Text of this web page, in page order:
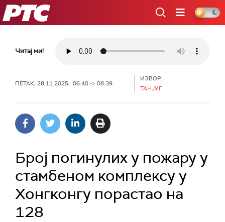
РТС
Читај ми!
ПЕТАК, 28.11.2025, 06:40 -> 08:39
ИЗВОР:
ТАНЈУГ
Број погинулих у пожару у
стамбеном комплексу у
Хонгконгу порастао на
128